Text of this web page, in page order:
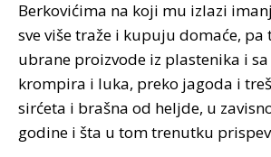
Berkovićima na koji mu izlazi
sve više traže i kupuju domaće, pa
ubrane proizvode iz plastenika i
krompira i luka, preko jagoda i
sirćeta i brašna od heljde, u
godine i šta u tom trenutku